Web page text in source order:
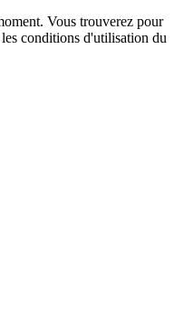
Vous trouverez pour
conditions d'utilisation du